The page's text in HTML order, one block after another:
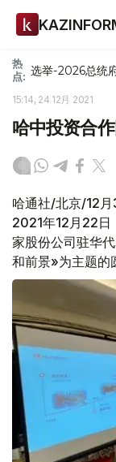
热
点: 选举-2026总统
15:14, 24 12月 2021
哈中投资合
哈通社/北京/12
2021年12月22日
家股份公司驻华
和前景»为主题的